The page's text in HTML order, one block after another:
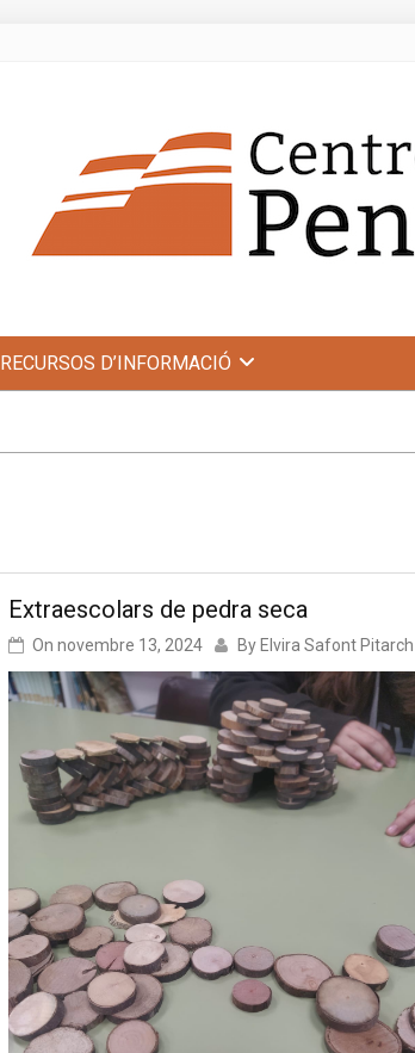
RECURSOS D’INFORMACIÓ
Extraescolars de pedra seca
Onnovembre 13, 2024 By Elvira Safont Pitarch